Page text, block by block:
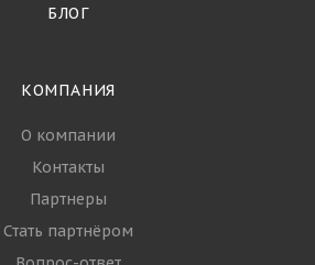
БЛОГ
КОМПАНИЯ
О компании
Контакты
Партнеры
Стать партнёром